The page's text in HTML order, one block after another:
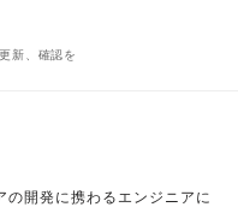
新、確認を
開発に携わるエンジニアに